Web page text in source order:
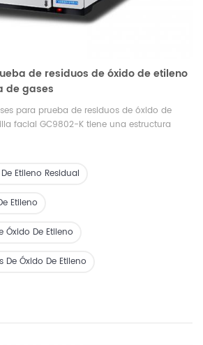
de residuos de óxido de etileno
de gases
para prueba de residuos de óxido de
facial GC9802-K tiene una estructura
Puede ser ampliamente utilizado
pesticidas, medicina y salud,
básicos, protección ambiental,
de producción e investigación
para detectar óxido de etileno y otros
Etileno Residual
Etileno
Óxido De Etileno
De Óxido De Etileno